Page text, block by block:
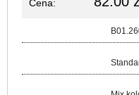
Cena: